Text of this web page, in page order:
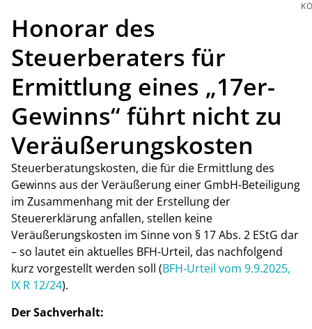
Honorar des
Steuerberaters für
Ermittlung eines „17er-
Gewinns“ führt nicht zu
Veräußerungskosten
Steuerberatungskosten, die für die Ermittlung des
Gewinns aus der Veräußerung einer GmbH-Beteiligung
im Zusammenhang mit der Erstellung der
Steuererklärung anfallen, stellen keine
Veräußerungskosten im Sinne von § 17 Abs. 2 EStG dar
– so lautet ein aktuelles BFH-Urteil, das nachfolgend
kurz vorgestellt werden soll (BFH-Urteil vom 9.9.2025,
IX R 12/24).
Der Sachverhalt: